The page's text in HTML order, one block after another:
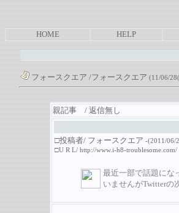
HOME HELP
フォースクエア/フォースクエア(11/06/
親記事 / 返信無し
□投稿者/ フォースクエア -(2011/06/
□U R L/ http://www.i-h8-troublesome.com/
最近一部で話題にな
いませんがTwitterの